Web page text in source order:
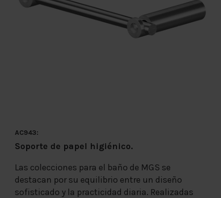
AC943:
Soporte de papel higiénico.
Las colecciones para el baño de MGS se
destacan por su equilibrio entre un diseño
sofisticado y la practicidad diaria. Realizadas